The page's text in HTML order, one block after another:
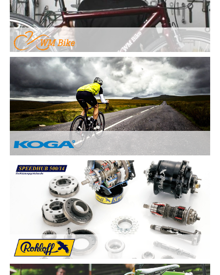
Nach Ihren Vorstellungen fertigen wir individuelle und
einzigartige Räder und sind erst zufrieden, wenn Sie zufrieden
sind. Deswegen legen wir besonderen Wert auf:
Kundenzufriedenheit durch Individuelle
Kundenberatung
Sicherheit und Fahrkomfort durch hochwertige
Komponenten
...
Von Hand gebaute Perfektion.
Alle KOGA Fahrräder werden von Hand in Holland gefertigt
und bestechen durch tolles Design. KOGA bietet eine breite
Auswahl an qualitativ Hochwertigen Elektrorädern, City-Bikes,
Trekking- und Reiserädern, Mountainbikes und Rennrädern.
Die Rohloff SPEEDHUB 500/14 wurde für Profis und